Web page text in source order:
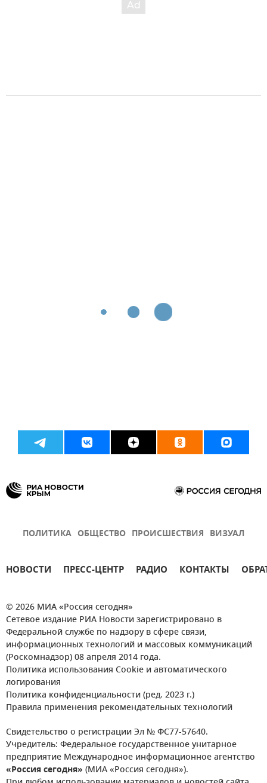
ПОЛИТИКА ОБЩЕСТВО ПРОИСШЕСТВИЯ ВИЗУАЛ
НОВОСТИ ПРЕСС-ЦЕНТР РАДИО КОНТАКТЫ
© 2026 МИА «Россия сегодня»
Сетевое издание РИА Новости зарегистрировано в
Федеральной службе по надзору в сфере связи,
информационных технологий и массовых коммуникаций
(Роскомнадзор) 08 апреля 2014 года.
Политика использования Cookie и автоматического
логирования
Политика конфиденциальности (ред. 2023 г.)
Правила применения рекомендательных технологий
Свидетельство о регистрации Эл № ФС77-57640.
Учредитель: Федеральное государственное унитарное
предприятие Международное информационное агентство
«Россия сегодня» (МИА «Россия сегодня»).